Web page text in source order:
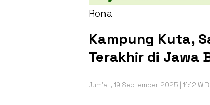
Rona
Kampung Kuta,
Terakhir di Jawa
Jum'at, 19 September 2025 | 11:12 WIB